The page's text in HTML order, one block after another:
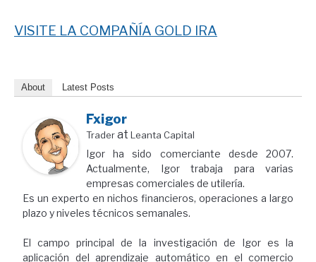
VISITE LA COMPAÑÍA GOLD IRA
About Latest Posts
Fxigor
Traderat Leanta Capital
Igor ha sido comerciante desde 2007.
Actualmente, Igor trabaja para varias
empresas comerciales de utilería.
Es un experto en nichos financieros, operaciones a largo
plazo y niveles técnicos semanales.
El campo principal de la investigación de Igor es la
aplicación del aprendizaje automático en el comercio